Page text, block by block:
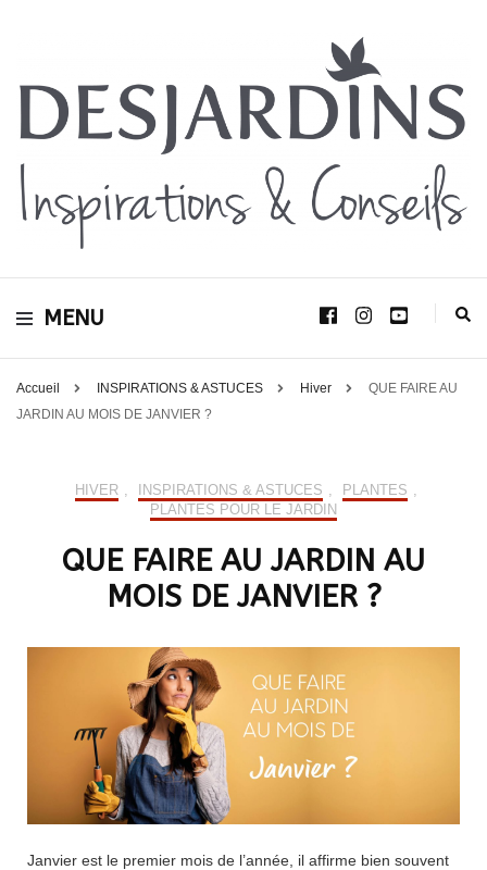
Desjardins
Inspirations &
Conseils
Avec le blog Desjardins, nous avons pour volonté de partager et de transmettre
d’aménagement d’intérieur et d’extérieur.
MENU
Accueil INSPIRATIONS & ASTUCES Hiver
QUE FAIRE AU
JARDIN AU MOIS DE JANVIER ?
HIVER , INSPIRATIONS & ASTUCES , PLANTES ,
PLANTES POUR LE JARDIN
QUE FAIRE AU JARDIN AU
MOIS DE JANVIER ?
Janvier est le premier mois de l’année, il affirme bien souvent